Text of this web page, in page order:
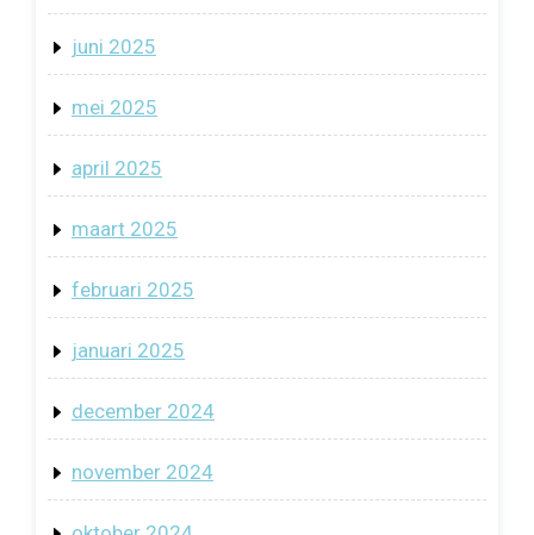
juni 2025
mei 2025
april 2025
maart 2025
februari 2025
januari 2025
december 2024
november 2024